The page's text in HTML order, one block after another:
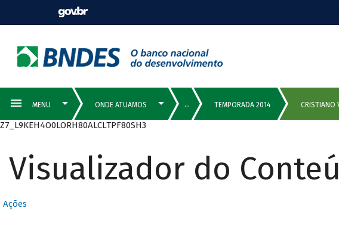
Z7_L9KEH4O0LORH80ALCLTPF80SH3
Visualizador do
Ações